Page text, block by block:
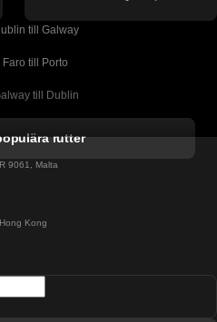
till Galway
till Porto
till Dublin
till Faro
till Madrid
rutter
9061, Malta
Kong